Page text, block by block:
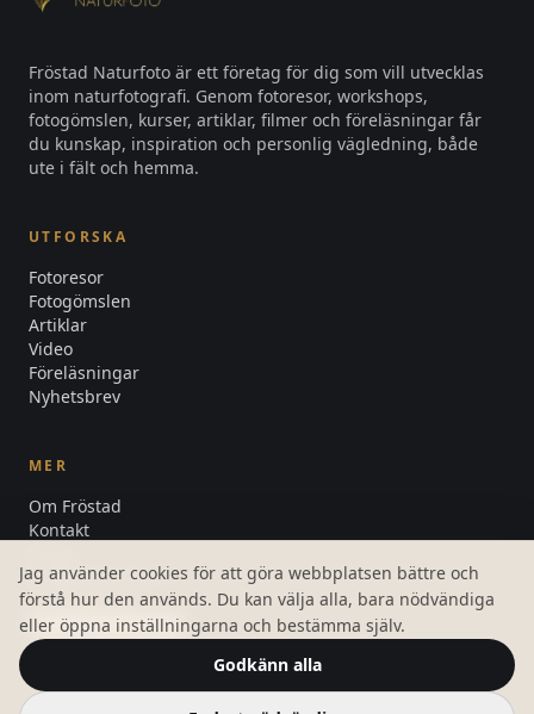
Fröstad Naturfoto är ett företag för dig som vill utvecklas
inom naturfotografi. Genom fotoresor, workshops,
fotogömslen, kurser, artiklar, filmer och föreläsningar får
du kunskap, inspiration och personlig vägledning, både
ute i fält och hemma.
UTFORSKA
Fotoresor
Fotogömslen
Artiklar
Video
Föreläsningar
Nyhetsbrev
MER
Om Fröstad
Kontakt
Integritetspolicy
Cookiepolicy
Cookieinställningar
Jag använder cookies för att göra webbplatsen bättre och
förstå hur den används. Du kan välja alla, bara nödvändiga
eller öppna inställningarna och bestämma själv.
Godkänn alla